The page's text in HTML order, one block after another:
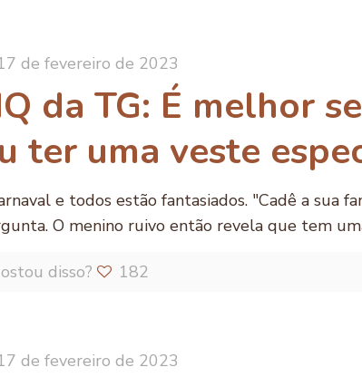
de fevereiro de 2023
da TG: É melhor
ter uma veste
e todos estão fantasiados. "Cadê a sua
O menino ruivo então revela que tem
disso? 182
de fevereiro de 2023